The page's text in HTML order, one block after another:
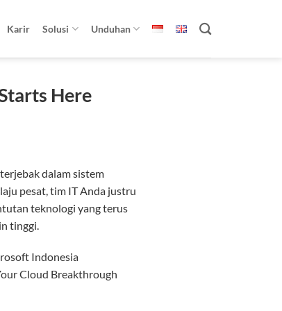
Karir Solusi Unduhan
Here
dalam sistem
pesat, tim IT Anda justru
teknologi yang terus
tinggi.
Indonesia
Cloud Breakthrough